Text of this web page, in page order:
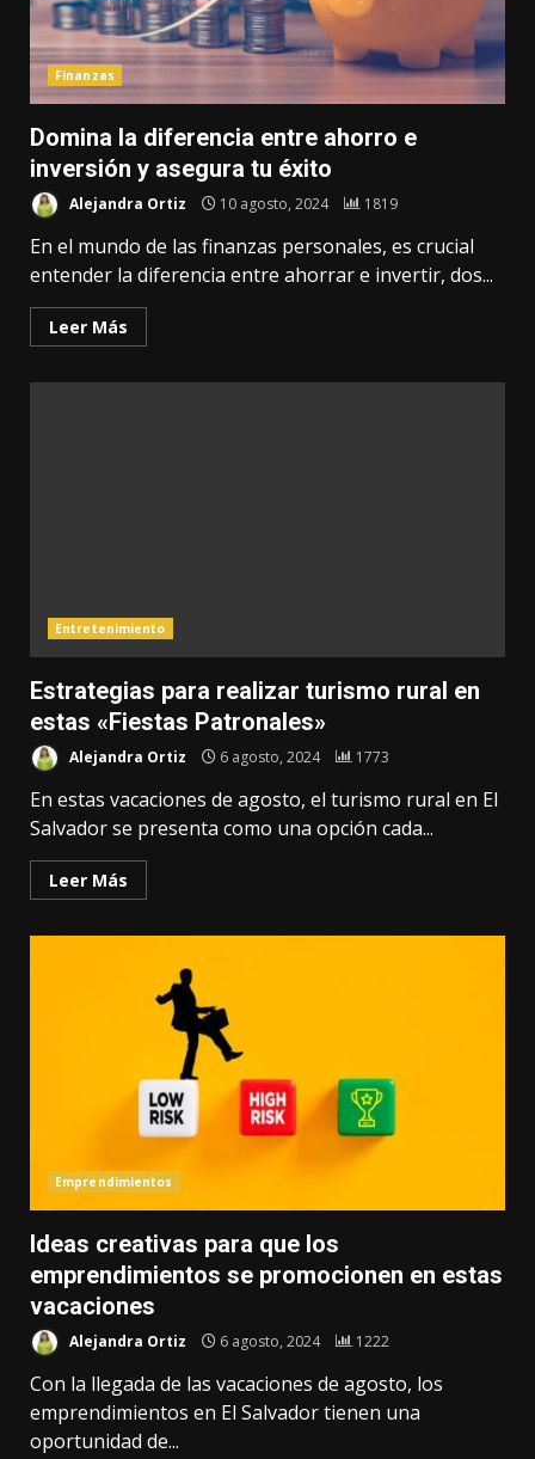
Finanzas
Domina la diferencia entre ahorro e
inversión y asegura tu éxito
Alejandra Ortiz 10 agosto, 2024 1819
En el mundo de las finanzas personales, es crucial
entender la diferencia entre ahorrar e invertir, dos...
Leer Más
Entretenimiento
Estrategias para realizar turismo rural en
estas «Fiestas Patronales»
Alejandra Ortiz 6 agosto, 2024 1773
En estas vacaciones de agosto, el turismo rural en El
Salvador se presenta como una opción cada...
Leer Más
Emprendimientos
Ideas creativas para que los
emprendimientos se promocionen en estas
vacaciones
Alejandra Ortiz 6 agosto, 2024 1222
Con la llegada de las vacaciones de agosto, los
emprendimientos en El Salvador tienen una
oportunidad de...